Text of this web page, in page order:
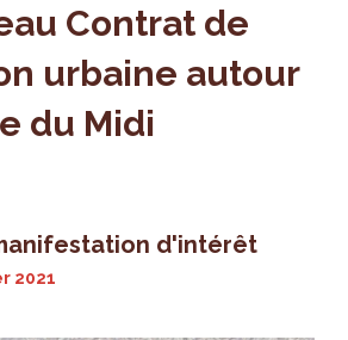
Contrat de
urbaine autour
du Midi
d'intérêt
2021